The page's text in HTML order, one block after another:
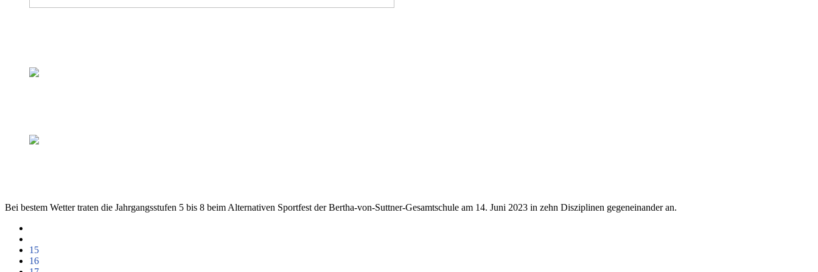
Bei bestem Wetter traten die Jahrgangsstufen 5 bis 8 beim Alternativen Sportfest der Bertha-von-Suttner-Gesamtschule am 14. Juni 2023 in zehn Disziplinen gegeneinander an.
15
16